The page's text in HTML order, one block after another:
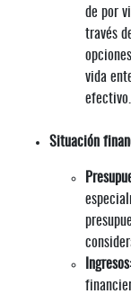
de por
través
vida
efectivo.
Situación